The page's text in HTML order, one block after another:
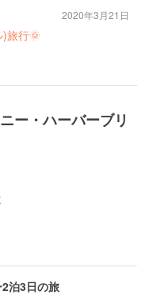
旅行🌞
2020年3月21日
ー・ハーバーブリ
泊3日の旅